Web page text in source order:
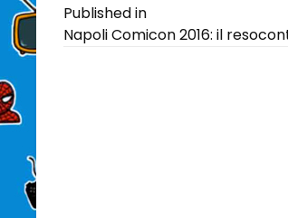
Navigazione
articoli
Published in
Napoli Comicon 2016: il